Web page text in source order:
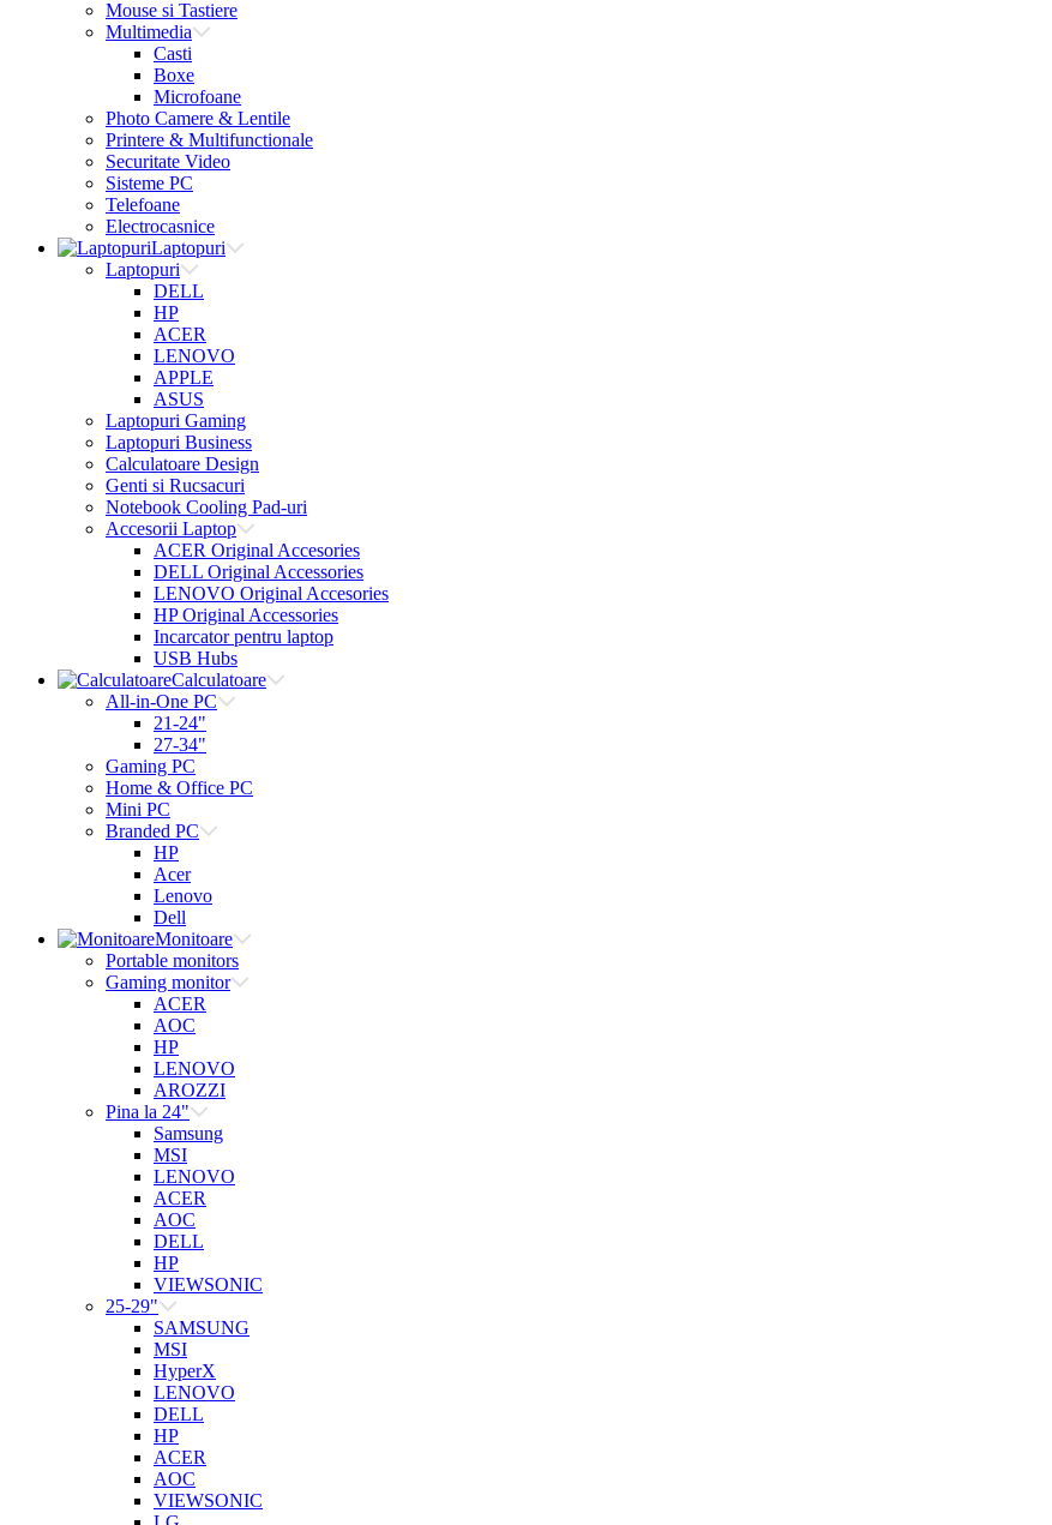
Mouse si Tastiere
Multimedia
Casti
Boxe
Microfoane
Photo Camere & Lentile
Printere & Multifunctionale
Securitate Video
Sisteme PC
Telefoane
Electrocasnice
Laptopuri
Laptopuri
DELL
HP
ACER
LENOVO
APPLE
ASUS
Laptopuri Gaming
Laptopuri Business
Calculatoare Design
Genti si Rucsacuri
Notebook Cooling Pad-uri
Accesorii Laptop
ACER Original Accesories
DELL Original Accessories
LENOVO Original Accesories
HP Original Accessories
Incarcator pentru laptop
USB Hubs
Calculatoare
All-in-One PC
21-24"
27-34"
Gaming PC
Home & Office PC
Mini PC
Branded PC
HP
Acer
Lenovo
Dell
Monitoare
Portable monitors
Gaming monitor
ACER
AOC
HP
LENOVO
AROZZI
Pina la 24"
Samsung
MSI
LENOVO
ACER
AOC
DELL
HP
VIEWSONIC
25-29"
SAMSUNG
MSI
HyperX
LENOVO
DELL
HP
ACER
AOC
VIEWSONIC